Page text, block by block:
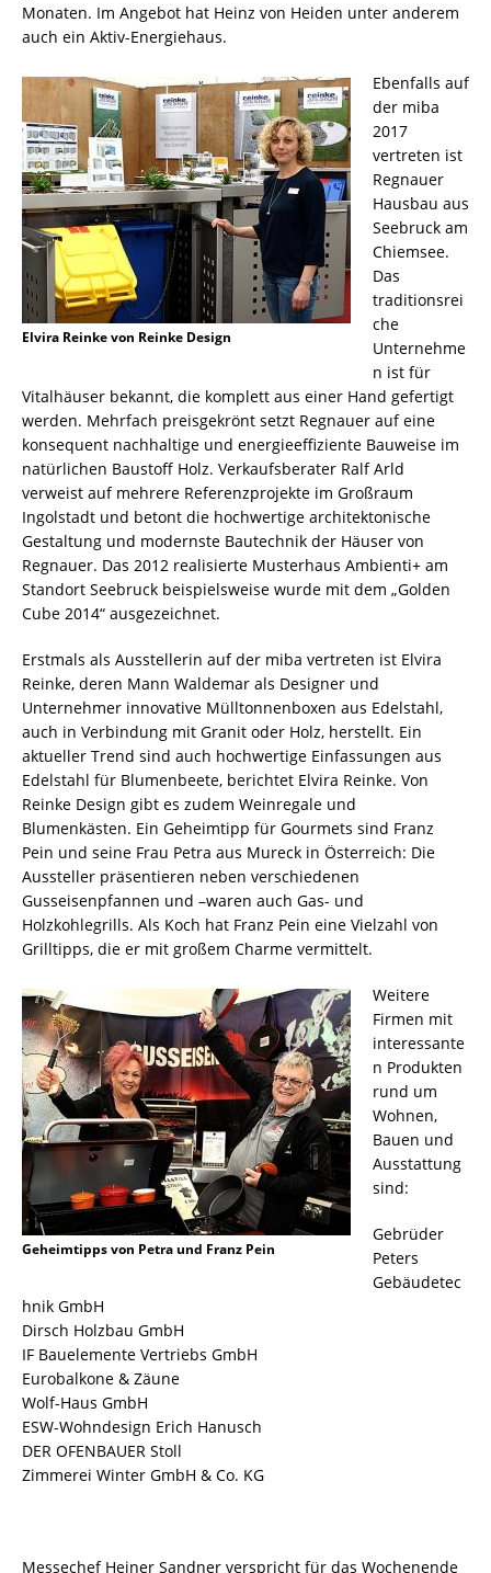
Monaten. Im Angebot hat Heinz von Heiden unter anderem
auch ein Aktiv-Energiehaus.
Elvira Reinke von Reinke Design
Ebenfalls auf
der miba
2017
vertreten ist
Regnauer
Hausbau aus
Seebruck am
Chiemsee.
Das
traditionsrei
che
Unternehme
n ist für
Vitalhäuser bekannt, die komplett aus einer Hand gefertigt
werden. Mehrfach preisgekrönt setzt Regnauer auf eine
konsequent nachhaltige und energieeffiziente Bauweise im
natürlichen Baustoff Holz. Verkaufsberater Ralf Arld
verweist auf mehrere Referenzprojekte im Großraum
Ingolstadt und betont die hochwertige architektonische
Gestaltung und modernste Bautechnik der Häuser von
Regnauer. Das 2012 realisierte Musterhaus Ambienti+ am
Standort Seebruck beispielsweise wurde mit dem „Golden
Cube 2014“ ausgezeichnet.
Erstmals als Ausstellerin auf der miba vertreten ist Elvira
Reinke, deren Mann Waldemar als Designer und
Unternehmer innovative Mülltonnenboxen aus Edelstahl,
auch in Verbindung mit Granit oder Holz, herstellt. Ein
aktueller Trend sind auch hochwertige Einfassungen aus
Edelstahl für Blumenbeete, berichtet Elvira Reinke. Von
Reinke Design gibt es zudem Weinregale und
Blumenkästen. Ein Geheimtipp für Gourmets sind Franz
Pein und seine Frau Petra aus Mureck in Österreich: Die
Aussteller präsentieren neben verschiedenen
Gusseisenpfannen und –waren auch Gas- und
Holzkohlegrills. Als Koch hat Franz Pein eine Vielzahl von
Grilltipps, die er mit großem Charme vermittelt.
Geheimtipps von Petra und Franz Pein
Weitere
Firmen mit
interessante
n Produkten
rund um
Wohnen,
Bauen und
Ausstattung
sind:
Gebrüder
Peters
Gebäudetec
hnik GmbH
Dirsch Holzbau GmbH
IF Bauelemente Vertriebs GmbH
Eurobalkone & Zäune
Wolf-Haus GmbH
ESW-Wohndesign Erich Hanusch
DER OFENBAUER Stoll
Zimmerei Winter GmbH & Co. KG
Messechef Heiner Sandner verspricht für das Wochenende